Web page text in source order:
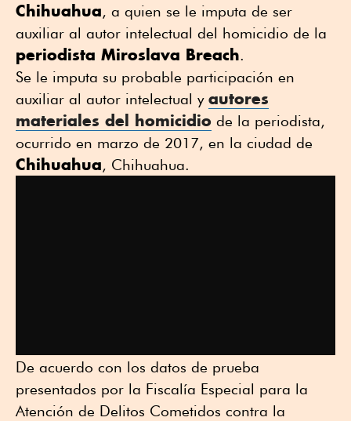
Chihuahua, a quien se le imputa de ser
auxiliar al autor intelectual del homicidio de la
periodista Miroslava Breach.
Se le imputa su probable participación en
auxiliar al autor intelectual y autores
materiales del homicidio de la periodista,
ocurrido en marzo de 2017, en la ciudad de
Chihuahua, Chihuahua.
De acuerdo con los datos de prueba
presentados por la Fiscalía Especial para la
Atención de Delitos Cometidos contra la